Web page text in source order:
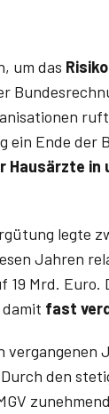
um das
ein Ende der
Hausärzte
legte
Jahren
Mrd. Euro.
fast
den